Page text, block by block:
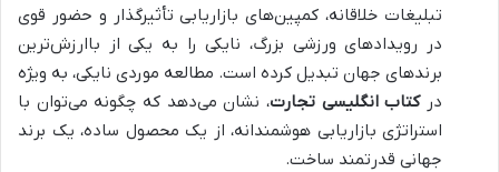
تبلیغات خلاقانه، کمپین‌های بازاریابی تأثیرگذار و حضور قوی
در رویدادهای ورزشی بزرگ، نایکی را به یکی از باارزش‌ترین
برندهای جهان تبدیل کرده است. مطالعه موردی نایکی، به ویژه
درکتاب انگلیسی تجارت، نشان می‌دهد که چگونه می‌توان با
استراتژی بازاریابی هوشمندانه، از یک محصول ساده، یک برند
جهانی قدرتمند ساخت.